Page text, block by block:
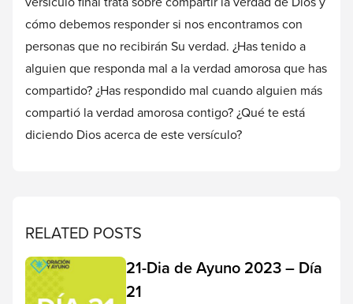
cómo debemos responder si nos encontramos con
personas que no recibirán Su verdad. ¿Has tenido a
alguien que responda mal a la verdad amorosa que has
compartido? ¿Has respondido mal cuando alguien más
compartió la verdad amorosa contigo? ¿Qué te está
diciendo Dios acerca de este versículo?
RELATED POSTS
21-Dia de Ayuno 2023 – Día
21